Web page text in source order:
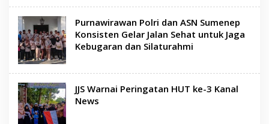
Purnawirawan Polri dan ASN Sumenep
Konsisten Gelar Jalan Sehat untuk Jaga
Kebugaran dan Silaturahmi
JJS Warnai Peringatan HUT ke-3 Kanal
News